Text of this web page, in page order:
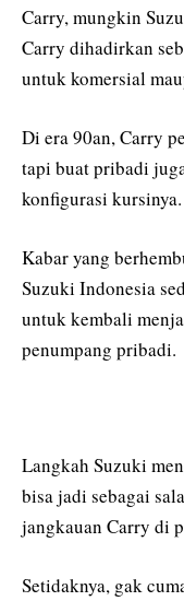
Carry, mungkin
Carry dihadirkan
untuk komersial
Di era 90an, Carry
tapi buat pribadi
konfigurasi kursinya.
Kabar yang
Suzuki Indonesia
untuk kembali
penumpang pribadi.
Langkah Suzuki
bisa jadi sebagai
jangkauan Carry di
Setidaknya, gak